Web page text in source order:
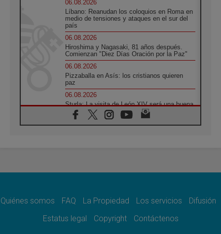
06.08.2026
Líbano: Reanudan los coloquios en Roma en
medio de tensiones y ataques en el sur del
país
06.08.2026
Hiroshima y Nagasaki, 81 años después.
Comienzan "Diez Días Oración por la Paz"
06.08.2026
Pizzaballa en Asís: los cristianos quieren
paz
06.08.2026
Sturla: La visita de León XIV será una buena
noticia para todo el Uruguay
06.08.2026
gracia reconciliación y esperanza
Cardenal Rossi: "La llegada del Papa León a
Quiénes somos FAQ La Propiedad Los servicios
Difusión
Estatus legal
Copyright Contáctenos